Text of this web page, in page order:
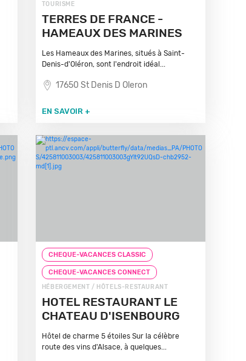
TOURISME
TERRES DE FRANCE -
HAMEAUX DES MARINES
Les Hameaux des Marines, situés à Saint-
Denis-d'Oléron, sont l'endroit idéal...
17650 St Denis D Oleron
EN SAVOIR +
CHEQUE-VACANCES CLASSIC
CHEQUE-VACANCES CONNECT
HÉBERGEMENT / HÔTELS-RESTAURANT
HOTEL RESTAURANT LE
CHATEAU D'ISENBOURG
Hôtel de charme 5 étoiles Sur la célèbre
route des vins d'Alsace, à quelques...